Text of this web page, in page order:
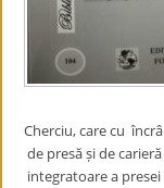
Cherciu, care cu
de presă și de
integratoare a